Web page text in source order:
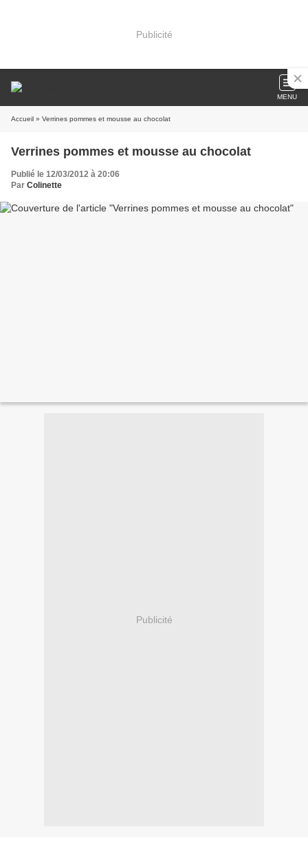
Publicité
MENU
Accueil » Verrines pommes et mousse au chocolat
Verrines pommes et mousse au chocolat
Publié le 12/03/2012 à 20:06
Par Colinette
Publicité